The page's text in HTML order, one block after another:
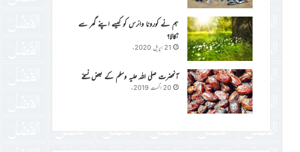
ہم نے کورونا وائرس کو کیسے اپنے گھر سے
نکالا؟
21 اپریل 2020ء
آنحضرت صلی اللہ علیہ وسلم کے بعض نسخے
20 اگست 2019ء